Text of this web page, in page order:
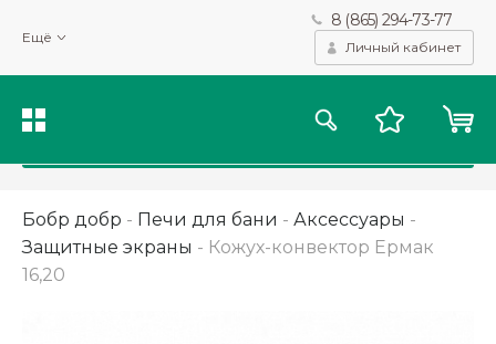
Ещё
8 (865) 294-73-77
Личный кабинет
Бобр добр - Печи для бани - Аксессуары -
Защитные экраны - Кожух-конвектор Ермак
16,20
Мы используем файлы cookie и другие подобные технологии
для получения данных с целью сбора статистики, повышения
качества рекомендаций и предоставления вам возможности
персонализированного просмотра.Подробнее